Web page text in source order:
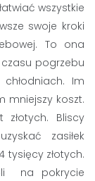
wszystkie
swoje kroki
To ona
pogrzebu
Im
mniejszy koszt.
Bliscy
zasiłek
tysięcy złotych.
na pokrycie